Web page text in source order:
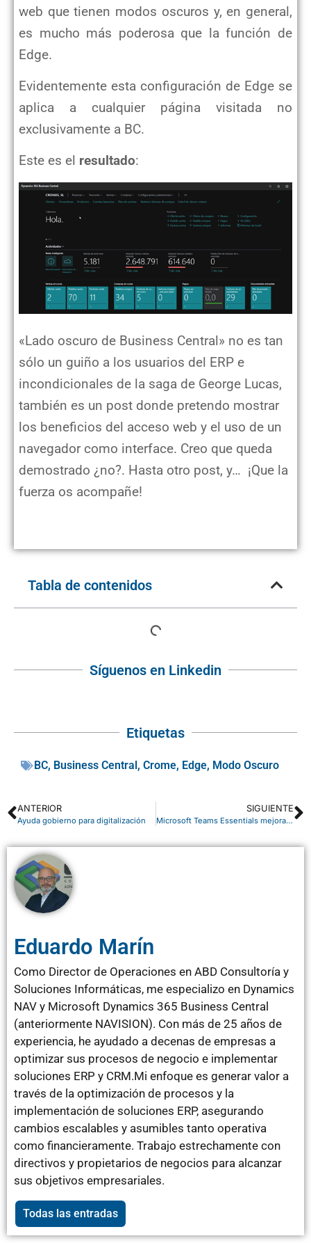
web que tienen modos oscuros y, en general,
es mucho más poderosa que la función de
Edge.
Evidentemente esta configuración de Edge se
aplica a cualquier página visitada no
exclusivamente a BC.
Este es el resultado:
«Lado oscuro de Business Central» no es tan
sólo un guiño a los usuarios del ERP e
incondicionales de la saga de George Lucas,
también es un post donde pretendo mostrar
los beneficios del acceso web y el uso de un
navegador como interface. Creo que queda
demostrado ¿no?. Hasta otro post, y… ¡Que la
fuerza os acompañe!
Tabla de contenidos
Síguenos en Linkedin
Etiquetas
BC, Business Central, Crome, Edge, Modo Oscuro
ANTERIOR
Ayuda gobierno para digitalización
SIGUIENTE
Microsoft Teams Essentials mejora la comunicación de las pequeñas empresas
Eduardo Marín
Como Director de Operaciones en ABD Consultoría y
Soluciones Informáticas, me especializo en Dynamics
NAV y Microsoft Dynamics 365 Business Central
(anteriormente NAVISION). Con más de 25 años de
experiencia, he ayudado a decenas de empresas a
optimizar sus procesos de negocio e implementar
soluciones ERP y CRM.Mi enfoque es generar valor a
través de la optimización de procesos y la
implementación de soluciones ERP, asegurando
cambios escalables y asumibles tanto operativa
como financieramente. Trabajo estrechamente con
directivos y propietarios de negocios para alcanzar
sus objetivos empresariales.
Todas las entradas